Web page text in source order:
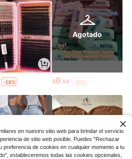
-58%
Agotado
$6.56 -28%
en nuestro sitio web para brindar el servicio
de sitio web posible. Puedes "Rechazar
preferencia de cookies en cualquier momento a tu
estableceremos todas las cookies opcionales,